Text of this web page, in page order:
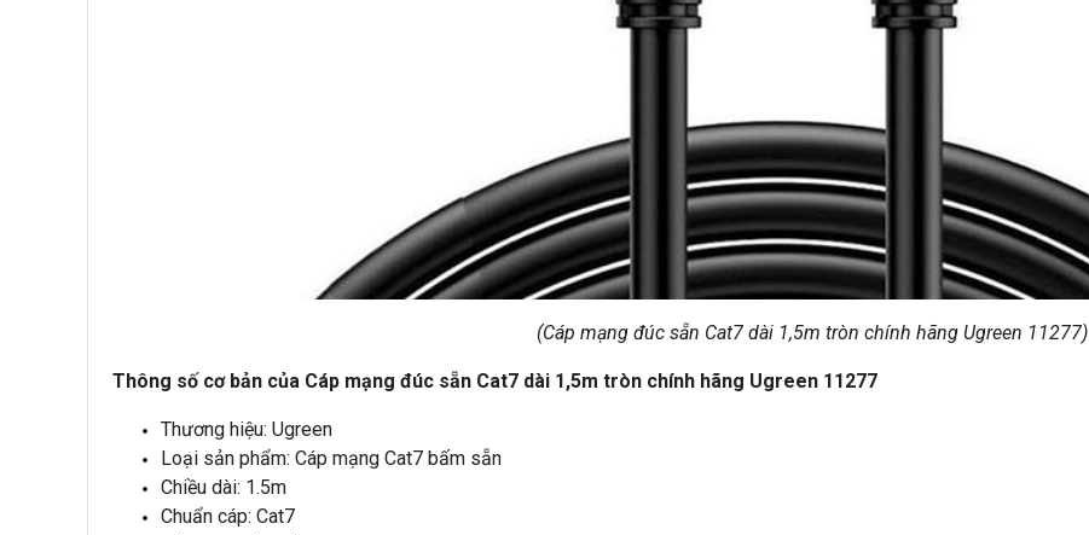
(Cáp mạng đúc sẵn Cat7 dài 1,5m tròn chính hãng Ugreen 11277)
Thông số cơ bản của Cáp mạng đúc sẵn Cat7 dài 1,5m tròn chính hãng Ugreen 11277
Thương hiệu: Ugreen
Loại sản phẩm: Cáp mạng Cat7 bấm sẵn
Chiều dài: 1.5m
Chuẩn cáp: Cat7